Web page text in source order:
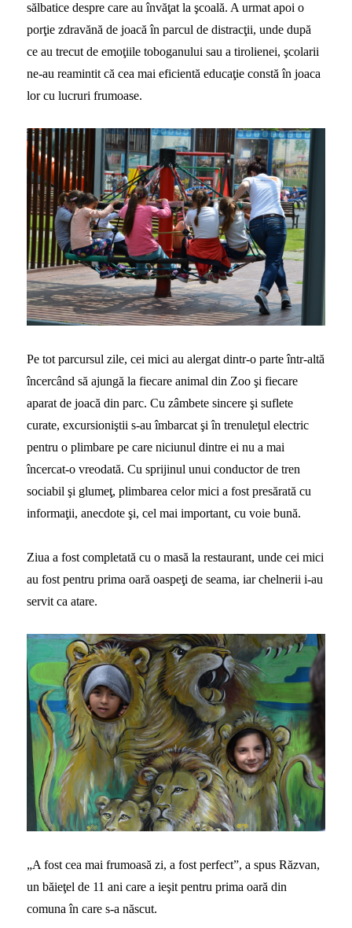
sălbatice despre care au învăţat la şcoală. A urmat apoi o
porţie zdravănă de joacă în parcul de distracţii, unde după
ce au trecut de emoţiile toboganului sau a tirolienei, şcolarii
ne-au reamintit că cea mai eficientă educaţie constă în joaca
lor cu lucruri frumoase.
Pe tot parcursul zile, cei mici au alergat dintr-o parte într-altă
încercând să ajungă la fiecare animal din Zoo şi fiecare
aparat de joacă din parc. Cu zâmbete sincere şi suflete
curate, excursioniştii s-au îmbarcat şi în trenuleţul electric
pentru o plimbare pe care niciunul dintre ei nu a mai
încercat-o vreodată. Cu sprijinul unui conductor de tren
sociabil şi glumeţ, plimbarea celor mici a fost presărată cu
informaţii, anecdote şi, cel mai important, cu voie bună.
Ziua a fost completată cu o masă la restaurant, unde cei mici
au fost pentru prima oară oaspeţi de seama, iar chelnerii i-au
servit ca atare.
„A fost cea mai frumoasă zi, a fost perfect”, a spus Răzvan,
un băieţel de 11 ani care a ieşit pentru prima oară din
comuna în care s-a născut.